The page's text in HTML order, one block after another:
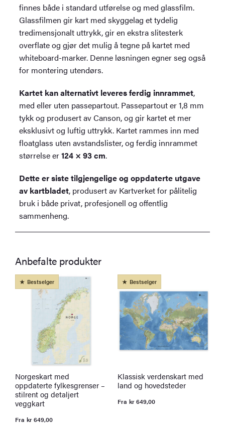
finnes både i standard utførelse og med glassfilm.
Glassfilmen gir kart med skyggelag et tydelig
tredimensjonalt uttrykk, gir en ekstra slitesterk
overflate og gjør det mulig å tegne på kartet med
whiteboard-marker. Denne løsningen egner seg også
for montering utendørs.
Kartet kan alternativt leveres ferdig innrammet,
med eller uten passepartout. Passepartout er 1,8 mm
tykk og produsert av Canson, og gir kartet et mer
eksklusivt og luftig uttrykk. Kartet rammes inn med
floatglass uten avstandslister, og ferdig innrammet
størrelse er124 × 93 cm.
Dette er siste tilgjengelige og oppdaterte utgave
av kartbladet, produsert av Kartverket for pålitelig
bruk i både privat, profesjonell og offentlig
sammenheng.
Anbefalte produkter
Bestselger
Norgeskart med
oppdaterte fylkesgrenser –
stilrent og detaljert
veggkart
Fra kr649,00
Bestselger
Klassisk verdenskart med
land og hovedsteder
Fra kr649,00